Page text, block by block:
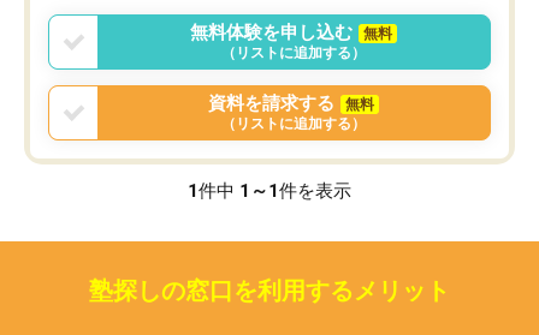
言う事で講師変更の申し出があり、あ
まりに短期での変更だった為、塾に通
う事にして退会しました。遅れも取り
戻せ、授業内容や講師の方は良かった
と思います。
無料体験を申し込む
無料
（リストに追加する）
資料を請求する
無料
（リストに追加する）
1件中 1～1件を表示
塾探しの窓口を利用するメリット